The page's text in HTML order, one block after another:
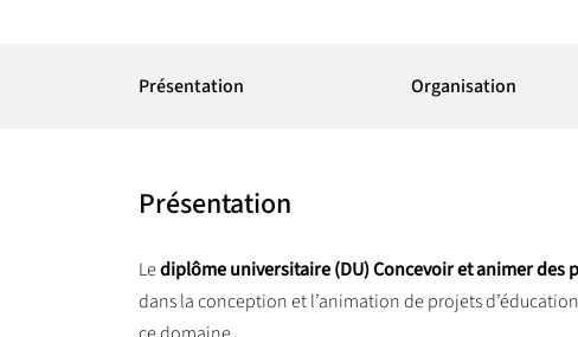
Présentation Organisation
Présentation
Lediplôme universitaire (DU) Concevoir et animer des
dans la conception et l’animation de projets